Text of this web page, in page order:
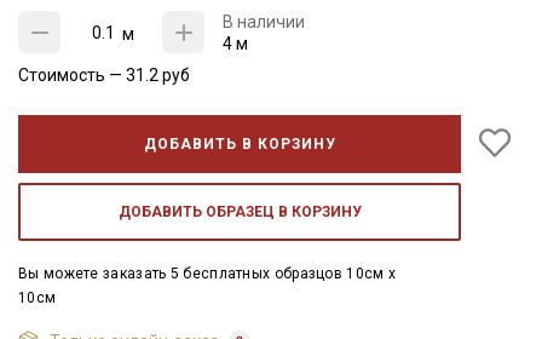
м
В наличии
4 м
Стоимость — 31.2 руб
ДОБАВИТЬ В КОРЗИНУ
ДОБАВИТЬ ОБРАЗЕЦ В КОРЗИНУ
Вы можете заказать 5 бесплатных образцов 10см x
10см